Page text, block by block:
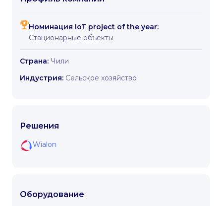
Номинация IoT project of the year:
Стационарные объекты
Страна: Чили
Индустрия: Сельское хозяйство
Решения
Wialon
Оборудование